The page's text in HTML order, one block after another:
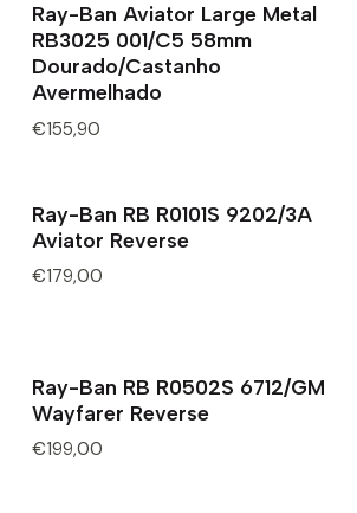
Ray-Ban Aviator Large Metal
RB3025 001/C5 58mm
Dourado/Castanho
Avermelhado
€155,90
Ray-Ban RB R0101S 9202/3A
Aviator Reverse
€179,00
Ray-Ban RB R0502S 6712/GM
Wayfarer Reverse
€199,00